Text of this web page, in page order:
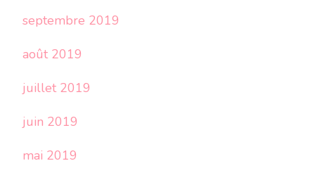
septembre 2019
août 2019
juillet 2019
juin 2019
mai 2019